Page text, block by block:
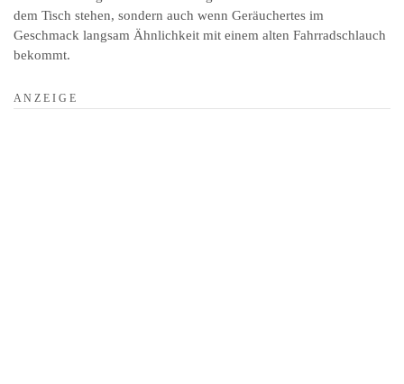
dem Tisch stehen, sondern auch wenn Geräuchertes im
Geschmack langsam Ähnlichkeit mit einem alten Fahrradschlauch
bekommt.
A N Z E I G E